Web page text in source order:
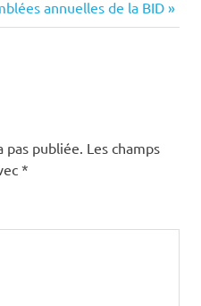
annuelles de la BID
publiée. Les champs
*